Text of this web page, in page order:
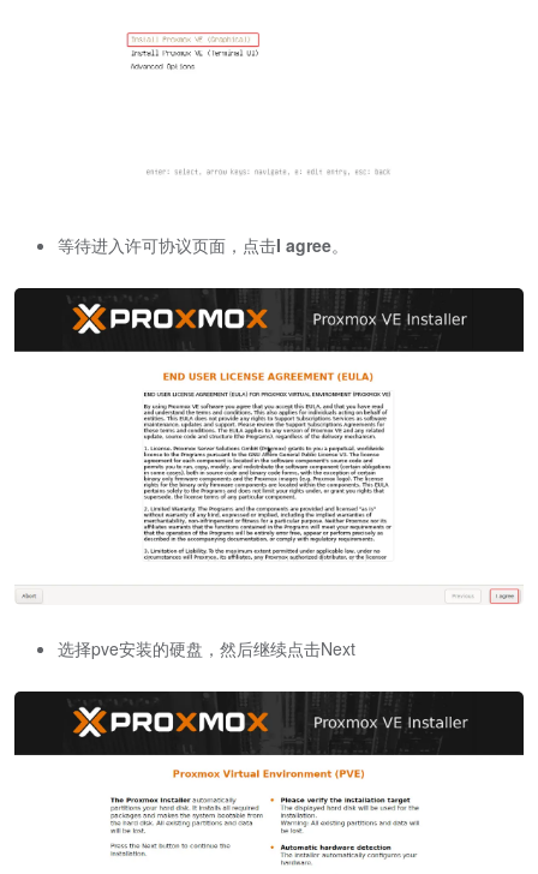
等待进入许可协议页面，点击I agree。
选择pve安装的硬盘，然后继续点击Next